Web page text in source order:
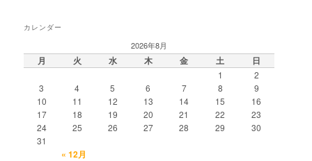
カレンダー
2026年8月
月 火 水 木 金 土 日
1
2
3
4 5 6 7 8
9
10
11 12 13 14 15
16
17
18 19 20 21 22
23
24
25 26 27 28 29
30
31
« 12月